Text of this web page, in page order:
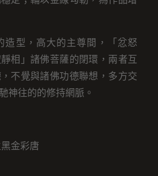
造型，高大的主尊間，「忿怒
相」諸佛菩薩的閉環，兩者互
不覺與諸佛功德聯想，多方交
神往的的修持網脈。
金彩唐